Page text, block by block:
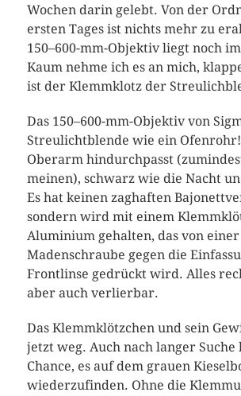
Wochen darin gelebt. Von der
ersten Tages ist nichts mehr zu
150–600-mm-Objektiv liegt noch
Kaum nehme ich es an mich,
ist der Klemmklotz der
Das 150–600-mm-Objektiv von
Streulichtblende wie ein Ofenrohr!
Oberarm hindurchpasst
meinen), schwarz wie die Nacht
Es hat keinen zaghaften
sondern wird mit einem
Aluminium gehalten, das von
Madenschraube gegen die
Frontlinse gedrückt wird. Alles
aber auch verlierbar.
Das Klemmklötzchen und sein
jetzt weg. Auch nach langer Suche
Chance, es auf dem grauen
wiederzufinden. Ohne die